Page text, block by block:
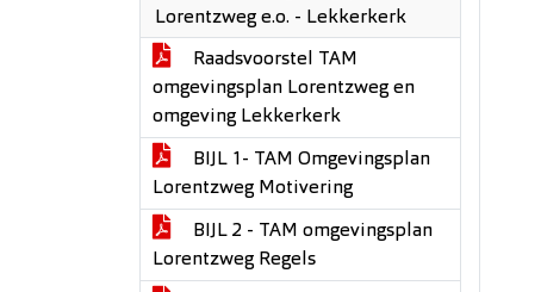
Lorentzweg e.o. - Lekkerkerk
Raadsvoorstel TAM
omgevingsplan Lorentzweg en
omgeving Lekkerkerk
BIJL 1- TAM Omgevingsplan
Lorentzweg Motivering
BIJL 2 - TAM omgevingsplan
Lorentzweg Regels